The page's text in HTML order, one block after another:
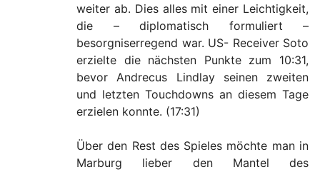
weiter ab. Dies alles mit einer Leichtigkeit,
die – diplomatisch formuliert –
besorgniserregend war. US- Receiver Soto
erzielte die nächsten Punkte zum 10:31,
bevor Andrecus Lindlay seinen zweiten
und letzten Touchdowns an diesem Tage
erzielen konnte. (17:31)
Über den Rest des Spieles möchte man in
Marburg lieber den Mantel des